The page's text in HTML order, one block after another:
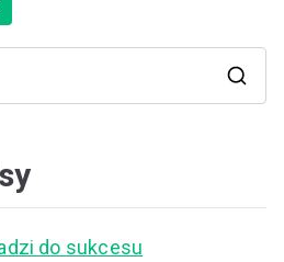
do sukcesu